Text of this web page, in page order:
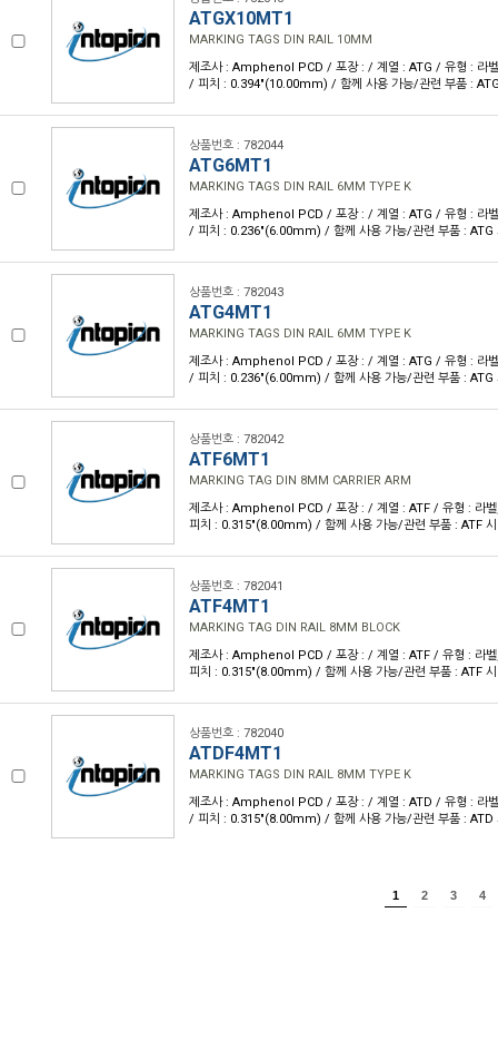
ATGX10MT1
MARKING TAGS DIN RAIL 10MM
제조사 : Amphenol PCD / 포장 : / 계열 : ATG / 유형 : 라
/ 피치 : 0.394"(10.00mm) / 함께 사용 가능/관련 부품 :
상품번호 : 782044
ATG6MT1
MARKING TAGS DIN RAIL 6MM TYPE K
제조사 : Amphenol PCD / 포장 : / 계열 : ATG / 유형 : 라
/ 피치 : 0.236"(6.00mm) / 함께 사용 가능/관련 부품 : ATG
상품번호 : 782043
ATG4MT1
MARKING TAGS DIN RAIL 6MM TYPE K
제조사 : Amphenol PCD / 포장 : / 계열 : ATG / 유형 : 라
/ 피치 : 0.236"(6.00mm) / 함께 사용 가능/관련 부품 : ATG
상품번호 : 782042
ATF6MT1
MARKING TAG DIN 8MM CARRIER ARM
제조사 : Amphenol PCD / 포장 : / 계열 : ATF / 유형 : 라
피치 : 0.315"(8.00mm) / 함께 사용 가능/관련 부품 : ATF
상품번호 : 782041
ATF4MT1
MARKING TAG DIN RAIL 8MM BLOCK
제조사 : Amphenol PCD / 포장 : / 계열 : ATF / 유형 : 라
피치 : 0.315"(8.00mm) / 함께 사용 가능/관련 부품 : ATF
상품번호 : 782040
ATDF4MT1
MARKING TAGS DIN RAIL 8MM TYPE K
제조사 : Amphenol PCD / 포장 : / 계열 : ATD / 유형 : 라
/ 피치 : 0.315"(8.00mm) / 함께 사용 가능/관련 부품 : ATD
1 2 3 4